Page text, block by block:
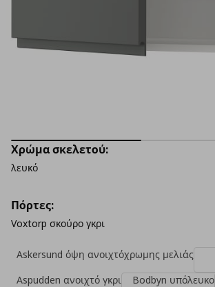
Χρώμα σκελετού:
λευκό
Πόρτες:
Voxtorp σκούρο γκρι
Askersund όψη ανοιχτόχρωμης μελιάς
Aspudden ανοιχτό γκρι
Bodbyn υπόλευκο